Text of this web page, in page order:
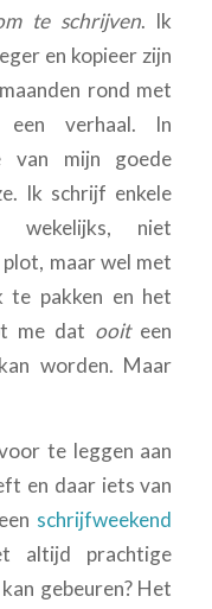
te schrijven. Ik
en kopieer zijn
rond met
een verhaal. In
van mijn goede
Ik schrijf enkele
wekelijks, niet
maar wel met
te pakken en het
me dat ooiteen
worden. Maar
te leggen aan
en daar iets van
schrijfweekend
altijd prachtige
gebeuren? Het